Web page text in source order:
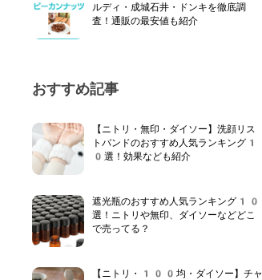
ルディ・成城石井・ドンキを徹底調
査！通販の最安値も紹介
おすすめ記事
【ニトリ・無印・ダイソー】洗顔リス
トバンドのおすすめ人気ランキング1
0選！効果なども紹介
遮光瓶のおすすめ人気ランキング10
選！ニトリや無印、ダイソーなどどこ
で売ってる？
【ニトリ・100均・ダイソー】チャ